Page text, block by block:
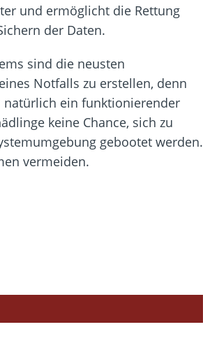
und ermöglicht die Rettung
der Daten.
sind die neusten
Notfalls zu erstellen, denn
natürlich ein funktionierender
keine Chance, sich zu
gebootet werden.
vermeiden.